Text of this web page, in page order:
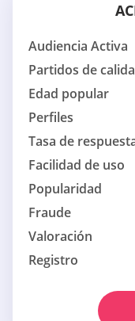
Audiencia Activa
Partidos de
Edad popular
Perfiles
Tasa de
Facilidad de uso
Popularidad
Fraude
Valoración
Registro